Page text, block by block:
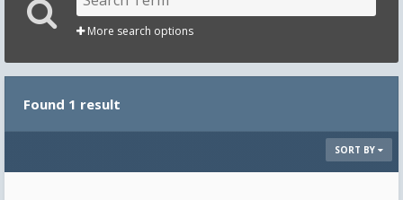
More search options
Found 1 result
SORT BY